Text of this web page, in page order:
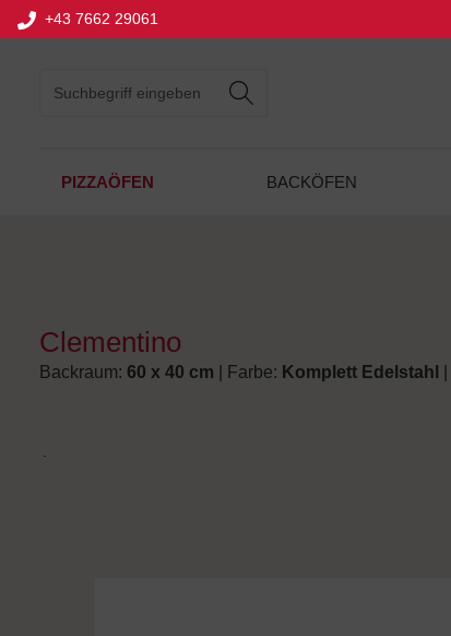
Zur Hauptnavigation springen
+43 7662 29061
BACKÖFEN
Clementino
Backraum: 60 x 40 cm | Farbe: Komplett Edelstahl